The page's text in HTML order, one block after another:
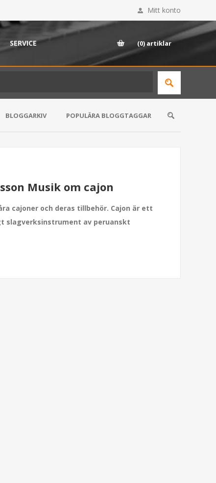
Mitt konto
SERVICE (0) artiklar
Musik om cajon
cajoner och deras tillbehör. Cajon är ett
slagverksinstrument av peruanskt
BLOGGARKIV POPULÄRA BLOGGTAGGAR